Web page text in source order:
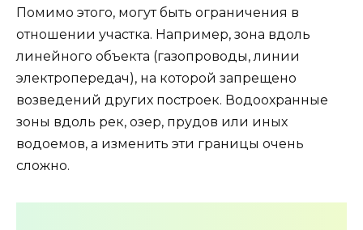
Помимо этого, могут быть ограничения в
отношении участка. Например, зона вдоль
линейного объекта (газопроводы, линии
электропередач), на которой запрещено
возведений других построек. Водоохранные
зоны вдоль рек, озер, прудов или иных
водоемов, а изменить эти границы очень
сложно.